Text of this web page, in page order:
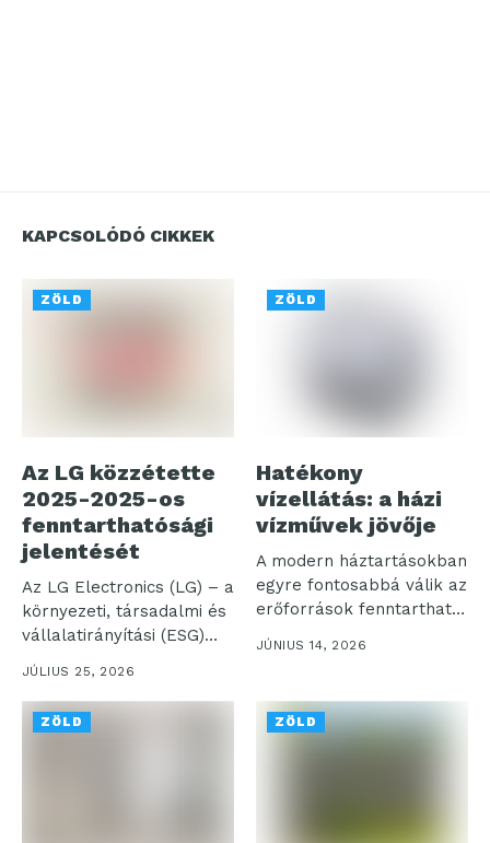
KAPCSOLÓDÓ CIKKEK
ZÖLD
Az LG közzétette
2025-2025-os
fenntarthatósági
jelentését
Az LG Electronics (LG) – a
környezeti, társadalmi és
vállalatirányítási (ESG)
menedzsment...
JÚLIUS 25, 2026
ZÖLD
Hatékony
vízellátás: a házi
vízművek jövője
A modern háztartásokban
egyre fontosabbá válik az
erőforrások fenntartható
kezelése, ennek egyik...
JÚNIUS 14, 2026
ZÖLD ZÖLD